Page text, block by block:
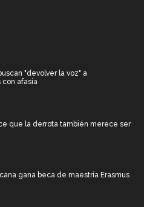
"devolver la voz" a
con afasia
que la derrota también merece ser
gana beca de maestría Erasmus